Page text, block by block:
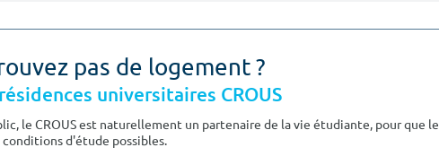
pas de logement ?
universitaires CROUS
le CROUS est naturellement un partenaire de la vie étudiante, pour que le
d'étude possibles.